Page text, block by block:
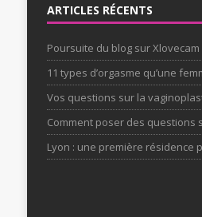
ARTICLES RÉCENTS
Poursuite du blog sur Xlovecam
11 types d’orgasme qu’une
Vos questions sur la
Comment poser des questions
Lyon : une première résidence